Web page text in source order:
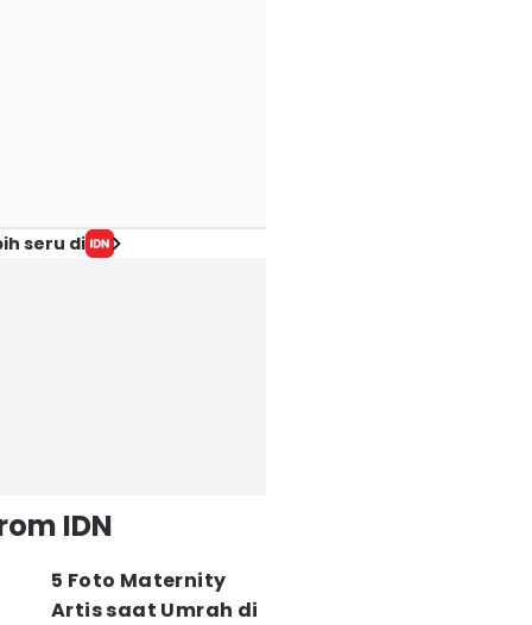
seru di
IDN
5 Foto Maternity
Artis saat Umrah di